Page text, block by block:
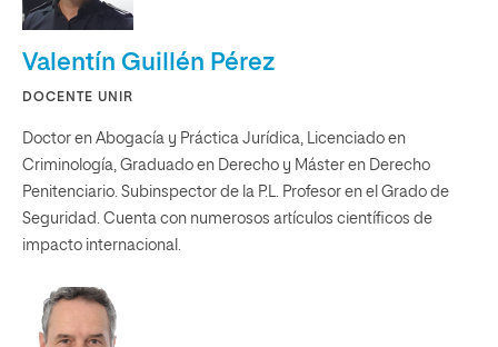
Valentín Guillén Pérez
DOCENTE UNIR
Doctor en Abogacía y Práctica Jurídica, Licenciado en
Criminología, Graduado en Derecho y Máster en Derecho
Penitenciario. Subinspector de la P.L. Profesor en el Grado de
Seguridad. Cuenta con numerosos artículos científicos de
impacto internacional.